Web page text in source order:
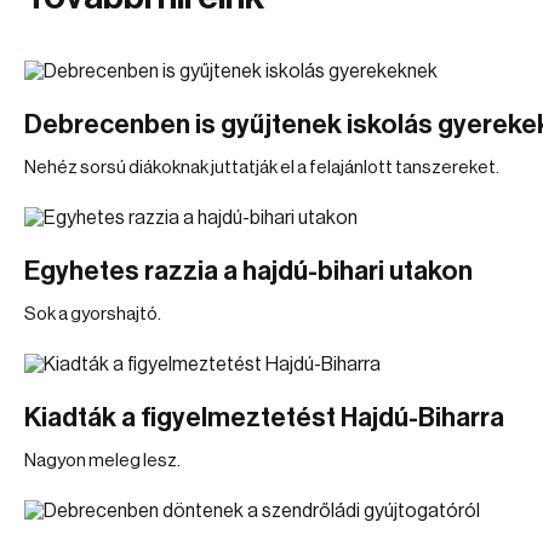
Debrecenben is gyűjtenek iskolás
Nehéz sorsú diákoknak juttatják el a felajánlott tanszereket.
Egyhetes razzia a hajdú-bihari utakon
Sok a gyorshajtó.
Kiadták a figyelmeztetést Hajdú-Biharra
Nagyon meleg lesz.